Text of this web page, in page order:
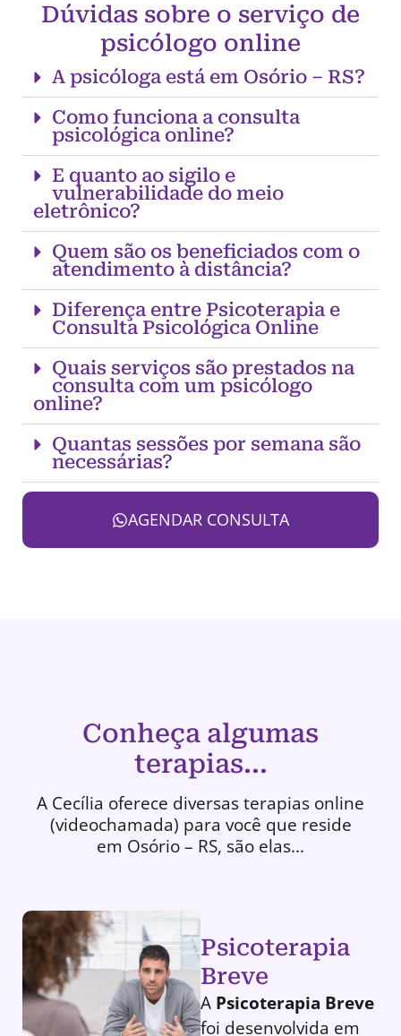
Dúvidas sobre o serviço de
psicólogo online
A psicóloga está em Osório – RS?
Como funciona a consulta
psicológica online?
E quanto ao sigilo e
vulnerabilidade do meio
eletrônico?
Quem são os beneficiados com o
atendimento à distância?
Diferença entre Psicoterapia e
Consulta Psicológica Online
Quais serviços são prestados na
consulta com um psicólogo
online?
Quantas sessões por semana são
necessárias?
AGENDAR CONSULTA
Conheça algumas
terapias...
A Cecília oferece diversas terapias online
(videochamada) para você que reside
em Osório – RS, são elas...
Psicoterapia
Breve
A Psicoterapia Breve
foi desenvolvida em